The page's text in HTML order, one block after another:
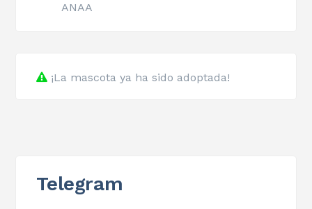
ANAA
¡La mascota ya ha sido adoptada!
Telegram